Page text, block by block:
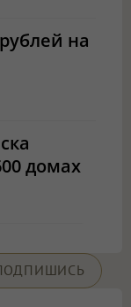
на
домах